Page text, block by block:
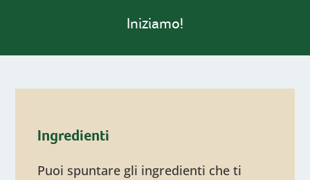
Iniziamo!
Ingredienti
Puoi spuntare gli ingredienti che ti